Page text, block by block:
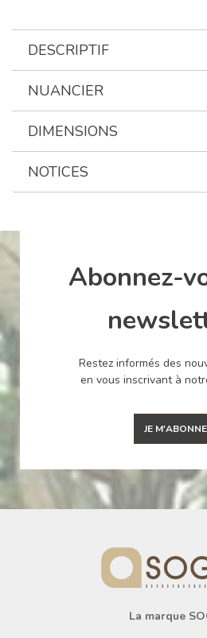
DESCRIPTIF
NUANCIER
DIMENSIONS
NOTICES
Abonnez-
Restez informés des
en vous inscrivant à
JE
La marque